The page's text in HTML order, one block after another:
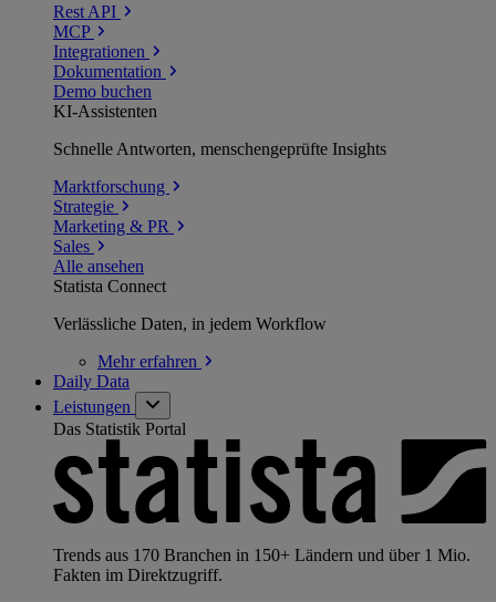
Rest API
MCP
Integrationen
Dokumentation
Demo buchen
KI-Assistenten
Schnelle Antworten, menschengeprüfte Insights
Marktforschung
Strategie
Marketing & PR
Sales
Alle ansehen
Statista Connect
Verlässliche Daten, in jedem Workflow
Mehrerfahren
Daily Data
Leistungen
Das Statistik Portal
Trends aus 170 Branchen in 150+ Ländern und über 1 Mio.
Fakten im Direktzugriff.